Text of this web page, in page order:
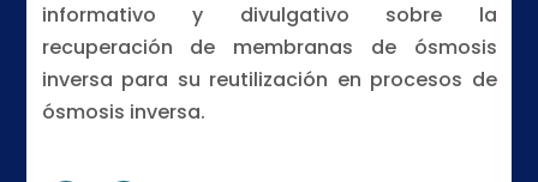
informativo y divulgativo sobre la
recuperación de membranas de ósmosis
inversa para su reutilización en procesos de
ósmosis inversa.